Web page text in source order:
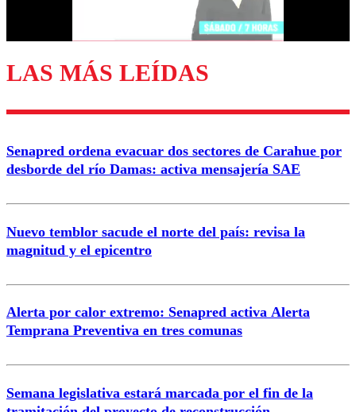
Enviar comentario
LAS MÁS LEÍDAS
Senapred ordena evacuar dos sectores de Carahue por
desborde del río Damas: activa mensajería SAE
Nuevo temblor sacude el norte del país: revisa la
magnitud y el epicentro
Alerta por calor extremo: Senapred activa Alerta
Temprana Preventiva en tres comunas
Semana legislativa estará marcada por el fin de la